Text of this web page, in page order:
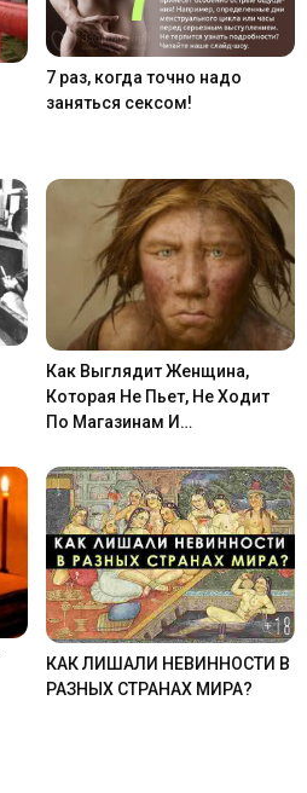
7 раз, когда точно надо
заняться сексом!
Как Выглядит Женщина,
Которая Не Пьет, Не Ходит
По Магазинам И…
КАК ЛИШАЛИ НЕВИННОСТИ В
РАЗНЫХ СТРАНАХ МИРА?